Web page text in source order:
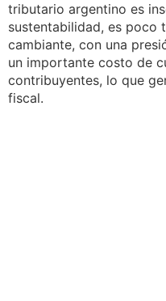
tributario argentino es
sustentabilidad, es poco
cambiante, con una
un importante costo de
contribuyentes, lo que
fiscal.